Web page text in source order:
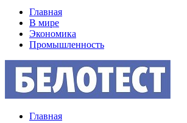
Главная
В мире
Экономика
Промышленность
Главная